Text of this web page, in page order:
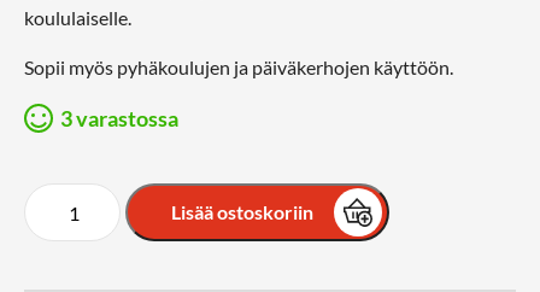
koululaiselle.
Sopii myös pyhäkoulujen ja päiväkerhojen käyttöön.
3 varastossa
Lisää ostoskoriin